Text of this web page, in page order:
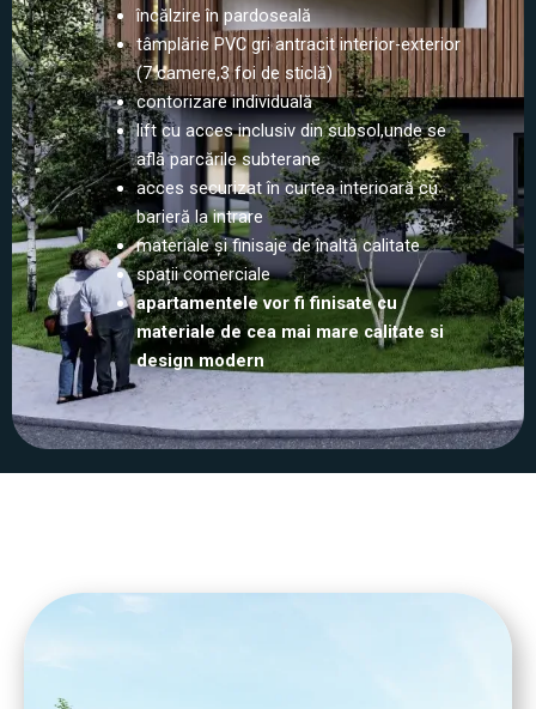
încălzire în pardoseală
tâmplărie PVC gri antracit interior-exterior
(7 camere,3 foi de sticlă)
contorizare individuală
lift cu acces inclusiv din subsol,unde se
află parcările subterane
acces securizat în curtea interioară cu
barieră la intrare
materiale şi finisaje de înaltă calitate
spații comerciale
apartamentele vor fi finisate cu
materiale de cea mai mare calitate si
design modern